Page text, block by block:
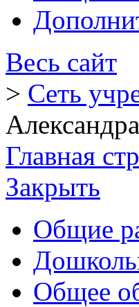
Весь сайт
> Сеть
Главная
Закрыть
Общие
Общее